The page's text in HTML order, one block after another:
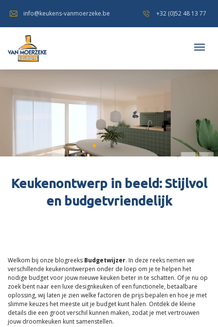
info@keukens-vanmoerzeke.be +32 (0)52 48 13 77
Keukenontwerp in beeld: Stijlvol
en budgetvriendelijk
Welkom bij onze blogreeks Budgetwijzer. In deze reeks nemen we
verschillende keukenontwerpen onder de loep om je te helpen het
nodige budget voor jouw nieuwe keuken beter in te schatten. Of je nu op
zoek bent naar een luxe designkeuken of een functionele, betaalbare
oplossing, wij laten je zien welke factoren de prijs bepalen en hoe je met
slimme keuzes het meeste uit je budget kunt halen. Ontdek de kleine
details die een groot verschil kunnen maken, zodat je met vertrouwen
jouw droomkeuken kunt samenstellen.